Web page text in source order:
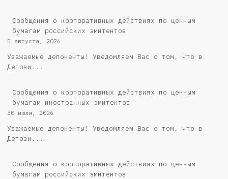
Cообщения о корпоративных действиях по ценным
бумагам российских эмитентов
5 августа, 2026
Уважаемые депоненты! Уведомляем Вас о том, что в
Депози...
Сообщения о корпоративных действиях по ценным
бумагам иностранных эмитентов
30 июля, 2026
Уважаемые депоненты! Уведомляем Вас о том, что в
Депози...
Cообщения о корпоративных действиях по ценным
бумагам российских эмитентов